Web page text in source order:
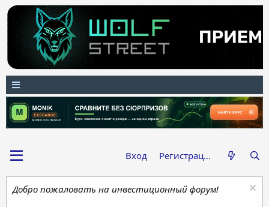
Вход Регистрация
Добро пожаловать на инвестиционный форум!